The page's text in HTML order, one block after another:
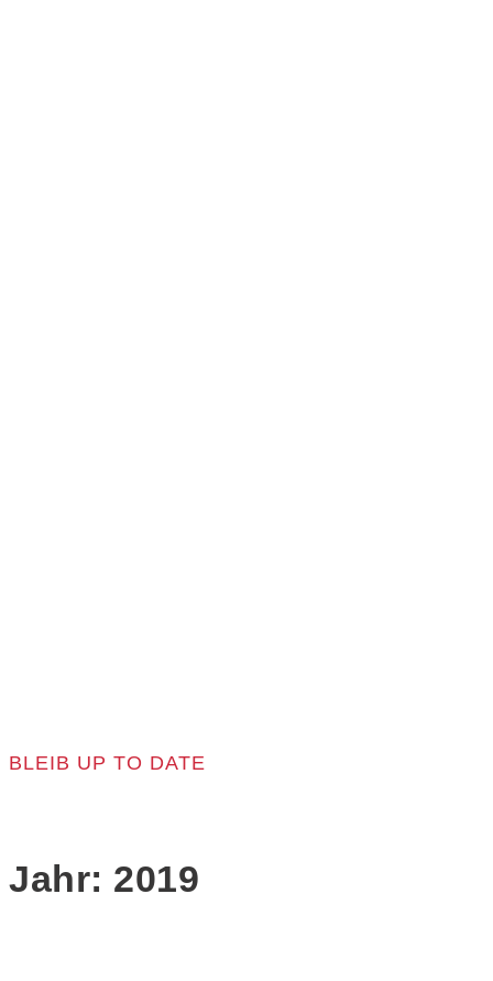
BLEIB UP TO DATE
Jahr: 2019